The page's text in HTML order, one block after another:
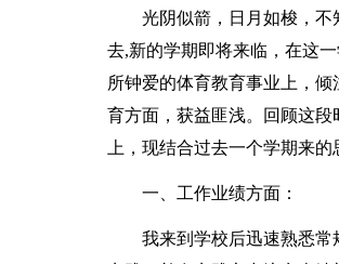
光阴似箭，日月如梭，
去,新的学期即将来临，在这
所钟爱的体育教育事业上，
育方面，获益匪浅。回顾这
上，现结合过去一个学期来
一、工作业绩方面：
我来到学校后迅速熟悉